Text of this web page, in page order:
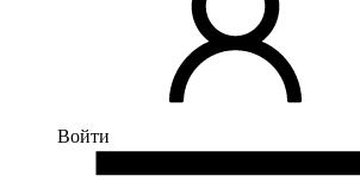
Войти